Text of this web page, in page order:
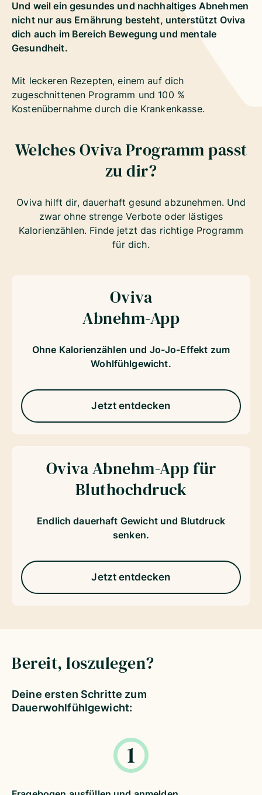
Und weil ein gesundes und nachhaltiges Abnehmen
nicht nur aus Ernährung besteht, unterstützt Oviva
dich auch im Bereich Bewegung und mentale
Gesundheit.
Mit leckeren Rezepten, einem auf dich
zugeschnittenen Programm und 100 %
Kostenübernahme durch die Krankenkasse.
Welches Oviva Programm passt
zu dir?
Oviva hilft dir, dauerhaft gesund abzunehmen. Und
zwar ohne strenge Verbote oder lästiges
Kalorienzählen. Finde jetzt das richtige Programm
für dich.
Oviva
Abnehm-App
Ohne Kalorienzählen und Jo-Jo-Effekt zum
Wohlfühlgewicht.
Jetzt entdecken
Oviva Abnehm-App für
Bluthochdruck
Endlich dauerhaft Gewicht und Blutdruck
senken.
Jetzt entdecken
Bereit, loszulegen?
Deine ersten Schritte zum
Dauerwohlfühlgewicht: